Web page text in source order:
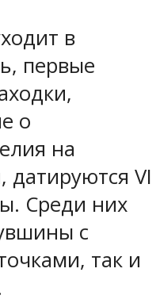
в
первые
о
на
датируются VI
Среди них
с
так и